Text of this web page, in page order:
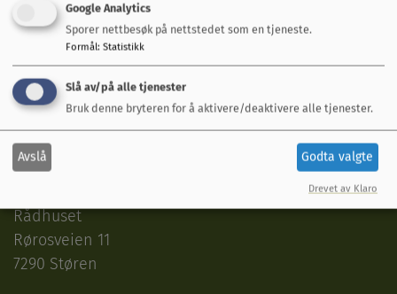
Legevakt
Alarmtelefonen for barn og unge
116111
Besøk oss
Rådhuset
Rørosveien 11
7290 Støren
Google Analytics
Sporer nettbesøk på nettstedet som en tjeneste.
Formål: Statistikk
Slå av/på alle tjenester
Bruk denne bryteren for å aktivere/deaktivere alle tjenester.
Avslå Godta valgte
Drevet av Klaro